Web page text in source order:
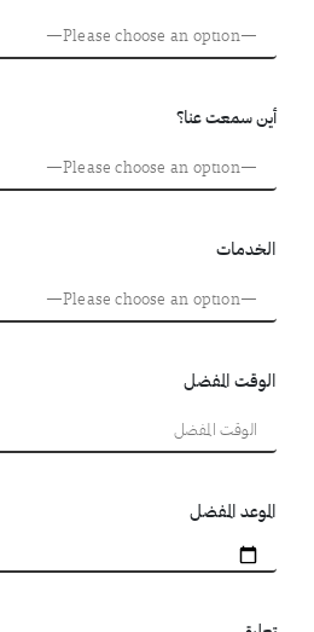
أين سمعت عنا؟
الخدمات
الوقت المفضل
الموعد المفضل